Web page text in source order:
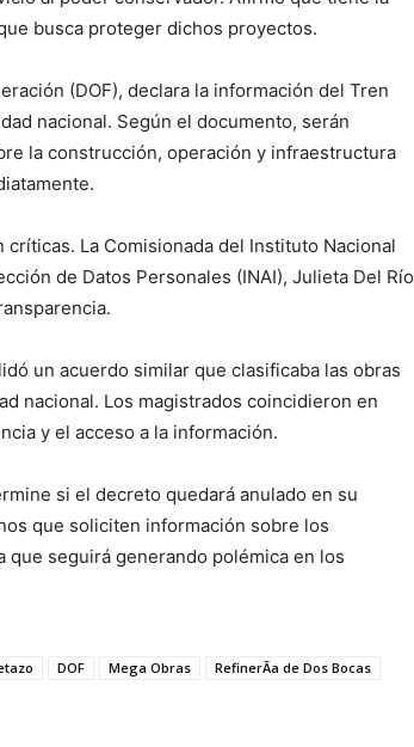
busca proteger dichos proyectos.
(DOF), declara la información del Tren
nacional. Según el documento, serán
la construcción, operación y infraestructura
La Comisionada del Instituto Nacional
de Datos Personales (INAI), Julieta Del Río
un acuerdo similar que clasificaba las obras
nacional. Los magistrados coincidieron en
y el acceso a la información.
si el decreto quedará anulado en su
que soliciten información sobre los
seguirá generando polémica en los
DOF Mega Obras
RefinerÃ­a de Dos Bocas